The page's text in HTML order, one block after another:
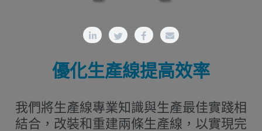
優化生產線提高效率
我們將生產線專業知識與生產最佳實踐相
結合，改裝和重建兩條生產線，以實現完